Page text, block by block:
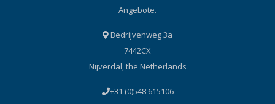
Angebote.
Bedrijvenweg 3a
7442CX
Nijverdal, the Netherlands
+31 (0)548 615106